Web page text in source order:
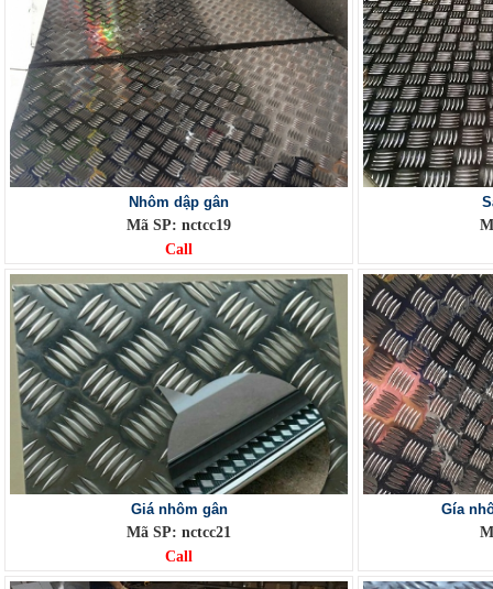
Nhôm dập gân
Mã SP: nctcc19
Call
Giá nhôm gân
Mã SP: nctcc21
Call
Gía